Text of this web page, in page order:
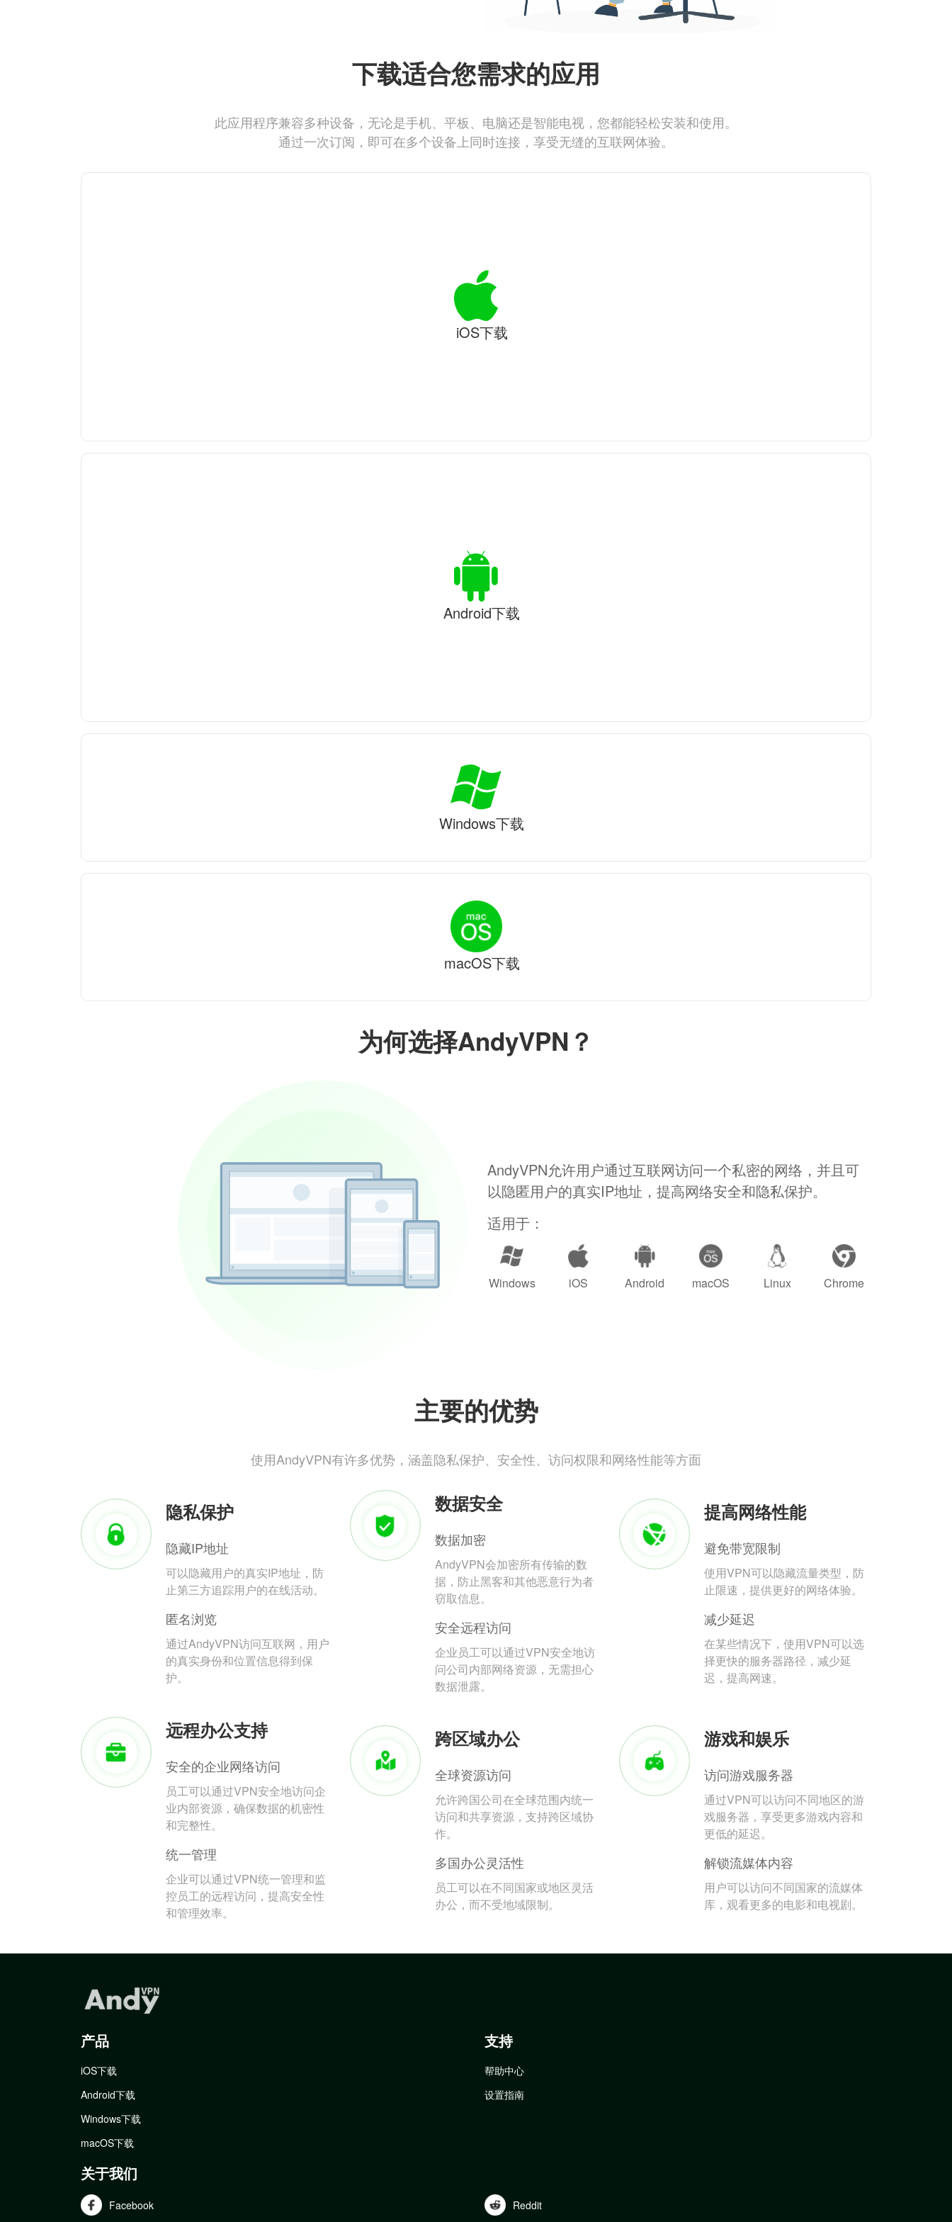
为何选择AndyVPN？
AndyVPN允许用户通过互联网访问一个私密的网络，并且可
以隐匿用户的真实IP地址，提高网络安全和隐私保护。
适用于：
Windows iOS Android macOS Linux Chrome
主要的优势
使用AndyVPN有许多优势，涵盖隐私保护、安全性、访问权限和网络性能等方面
隐私保护
隐藏IP地址
可以隐藏用户的真实IP地址，防
止第三方追踪用户的在线活动。
匿名浏览
通过AndyVPN访问互联网，用户
的真实身份和位置信息得到保
护。
数据安全
数据加密
AndyVPN会加密所有传输的数
据，防止黑客和其他恶意行为者
窃取信息。
安全远程访问
企业员工可以通过VPN安全地访
问公司内部网络资源，无需担心
数据泄露。
提高网络性能
避免带宽限制
使用VPN可以隐藏流量类型，防
止限速，提供更好的网络体验。
减少延迟
在某些情况下，使用VPN可以选
择更快的服务器路径，减少延
迟，提高网速。
远程办公支持
安全的企业网络访问
员工可以通过VPN安全地访问企
业内部资源，确保数据的机密性
和完整性。
统一管理
企业可以通过VPN统一管理和监
控员工的远程访问，提高安全性
和管理效率。
跨区域办公
全球资源访问
允许跨国公司在全球范围内统一
访问和共享资源，支持跨区域协
作。
多国办公灵活性
员工可以在不同国家或地区灵活
办公，而不受地域限制。
游戏和娱乐
访问游戏服务器
通过VPN可以访问不同地区的游
戏服务器，享受更多游戏内容和
更低的延迟。
解锁流媒体内容
用户可以访问不同国家的流媒体
库，观看更多的电影和电视剧。
下载适合您需求的应用
此应用程序兼容多种设备，无论是手机、平板、电脑还是智能电视，您都能轻松安装和使用。
通过一次订阅，即可在多个设备上同时连接，享受无缝的互联网体验。
iOS下载
Android下载
Windows下载
macOS下载
产品
iOS下载
Android下载
Windows下载
macOS下载
支持
帮助中心
设置指南
关于我们
Facebook Reddit